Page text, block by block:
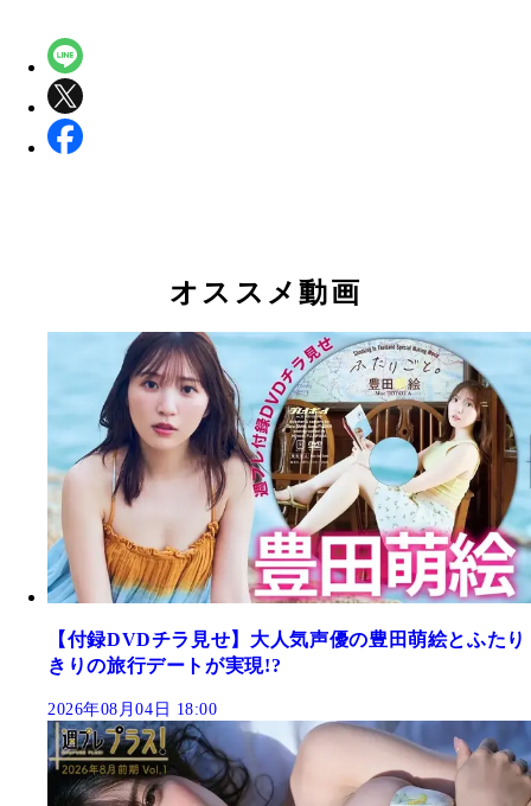
オススメ動画
【付録DVDチラ見せ】大人気声優の豊田萌絵とふたり
きりの旅行デートが実現!?
2026年08月04日 18:00